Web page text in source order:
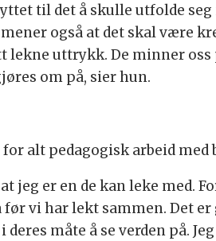
til det å skulle utfolde seg
også at det skal være
uttrykk. De minner oss
om på, sier hun.
alt pedagogisk arbeid med
jeg er en de kan leke med.
vi har lekt sammen. Det
måte å se verden på.